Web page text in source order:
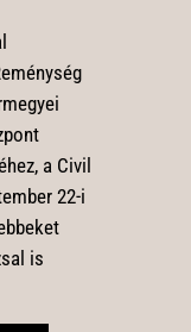
a Civil
22-i
is